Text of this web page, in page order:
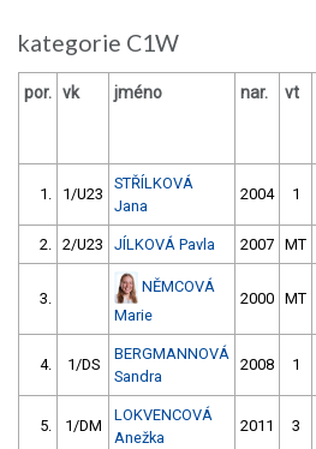
kategorie C1W
por. vk jméno nar. vt
1. 1/U23
STŘÍLKOVÁ
Jana
2004 1
2. 2/U23 JÍLKOVÁ Pavla 2007 MT
3.
NĚMCOVÁ
Marie
2000 MT
4. 1/DS
BERGMANNOVÁ
Sandra
2008 1
5. 1/DM
LOKVENCOVÁ
Anežka
2011 3